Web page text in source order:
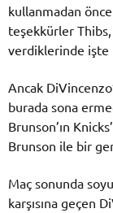
kullanmadan
teşekkürler
verdiklerinde işte
Ancak
burada sona
Brunson’ın
Brunson ile bir
Maç sonunda
karşısına geçen